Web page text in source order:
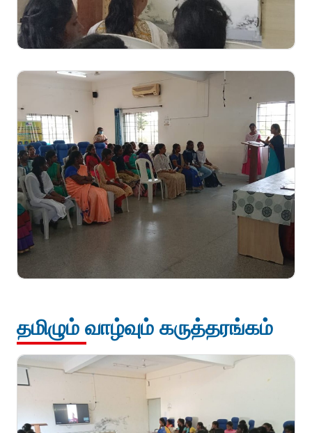
தமிழும் வாழ்வும் கருத்தரங்கம்